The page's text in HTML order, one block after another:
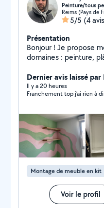
Peinture/tous
Reims (Pays de
5/5 (4
Présentation
Bonjour ! Je propose mes services dans divers
domaines : peinture,
et méticuleuse.
matériaux et affaires.
Dernier avis laissé
Il y a 20 heures
Franchement top j’ai rien à
Montage de meuble en kit
Voir le profil